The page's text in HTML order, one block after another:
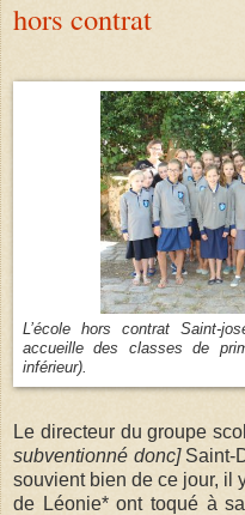
hors contrat
L’école hors contrat Saint-
accueille des classes de
inférieur).
Le directeur du groupe
subventionné donc] Saint-
souvient bien de ce jour, il
de Léonie* ont toqué à